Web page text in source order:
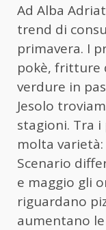
Ad Alba
trend di
primavera. I
pokè, fritture
verdure in
Jesolo
stagioni. Tra
molta
Scenario
e maggio gli
riguardano
aumentano